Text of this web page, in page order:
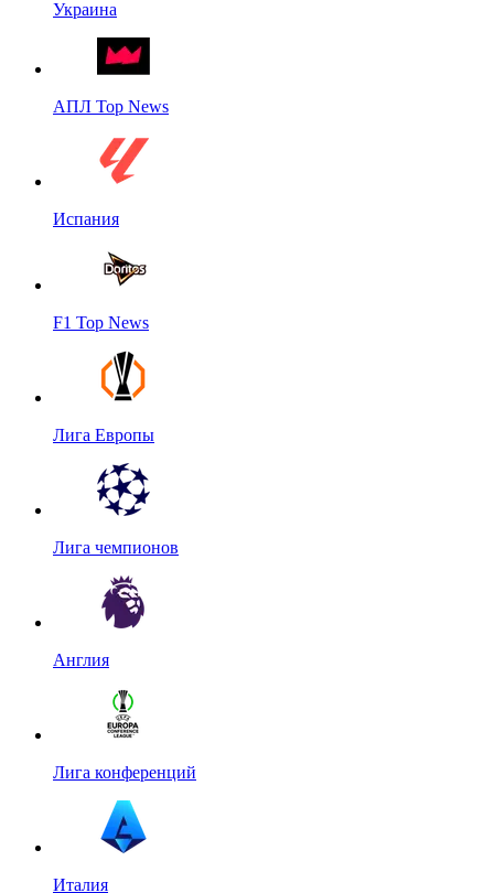
Украина
АПЛ Top News
Испания
F1 Top News
Лига Европы
Лига чемпионов
Англия
Лига конференций
Италия